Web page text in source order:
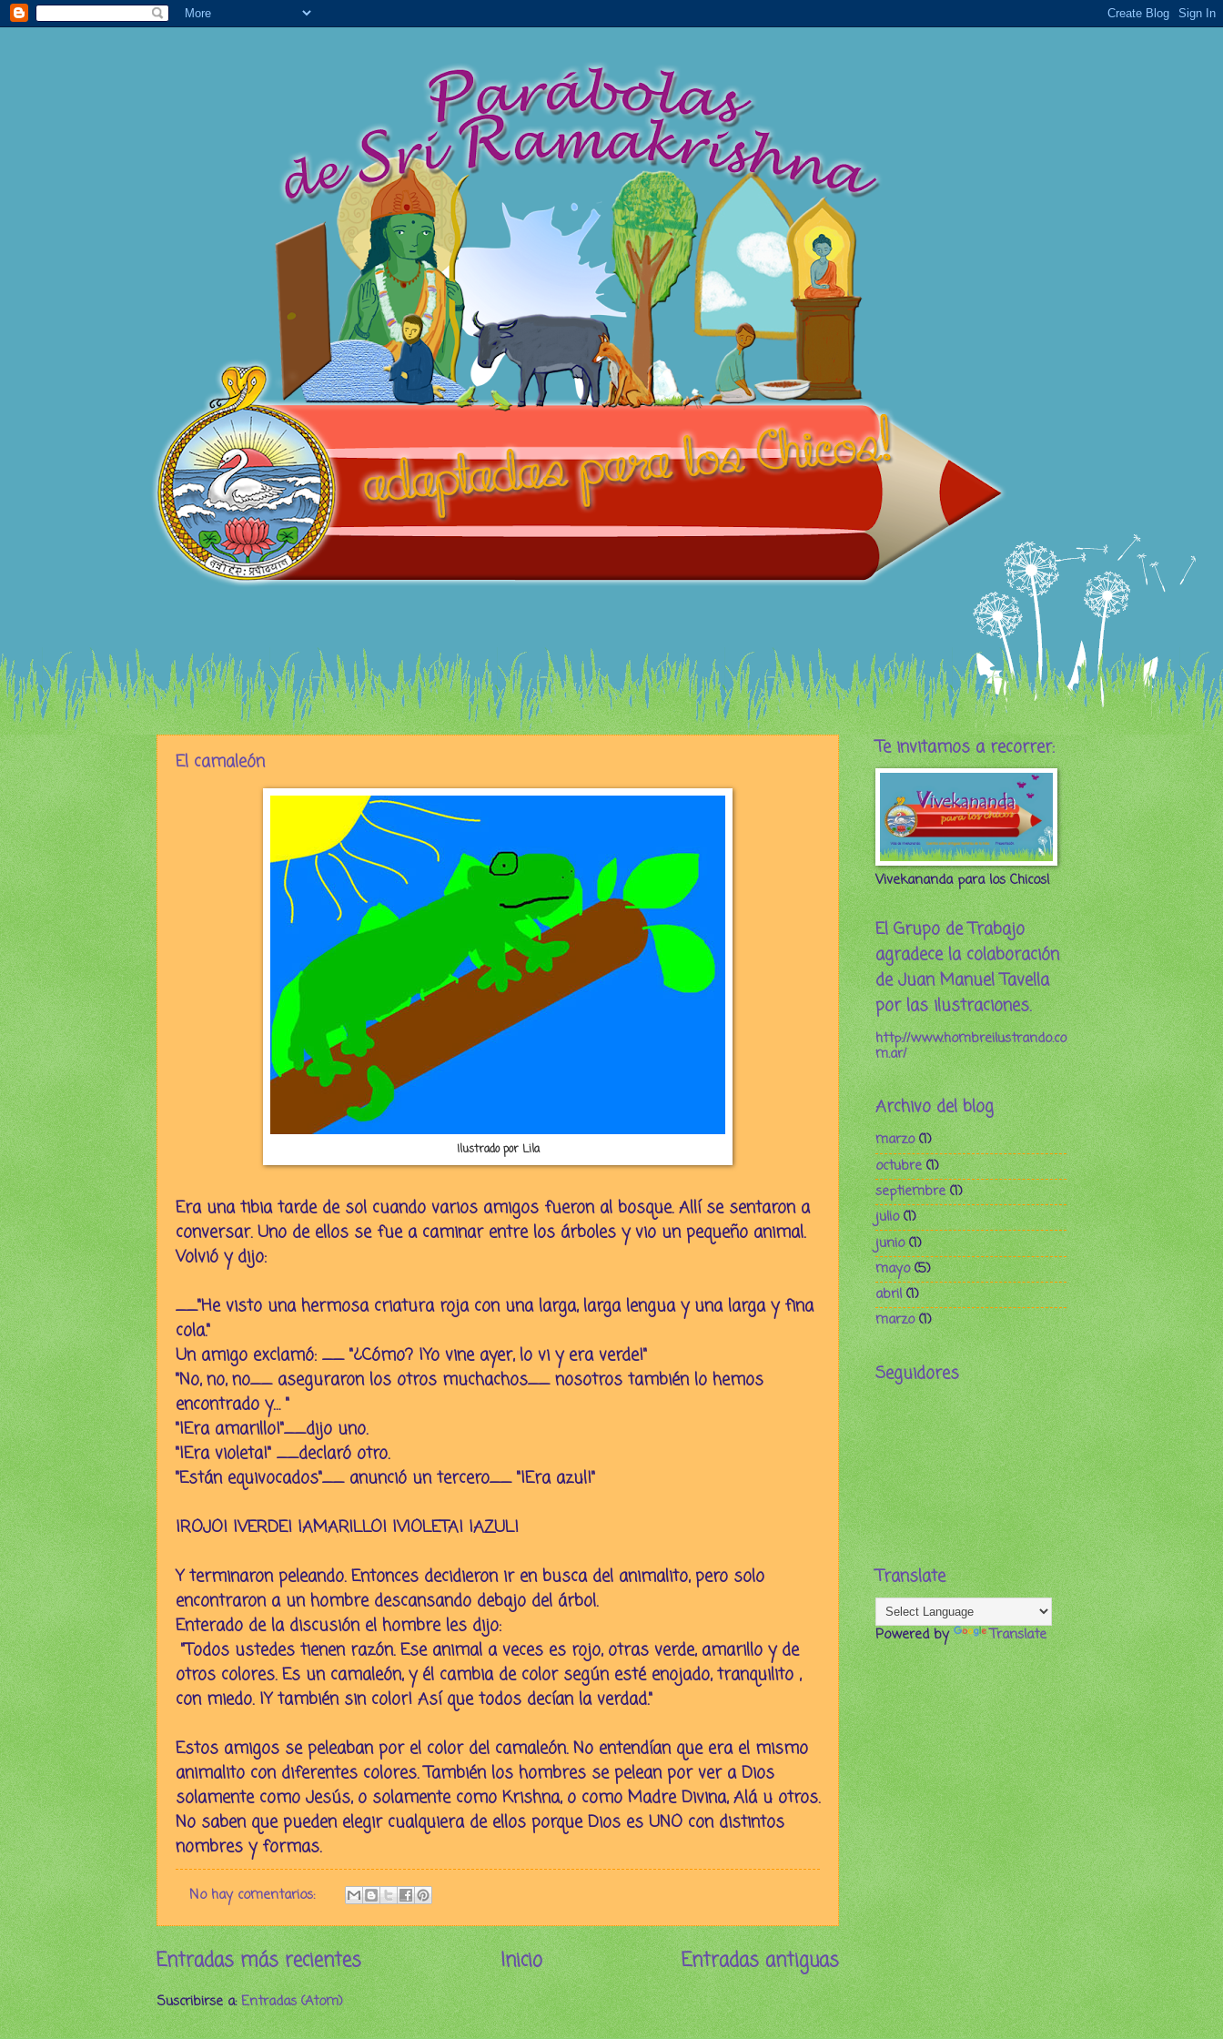
El camaleón
Ilustrado por Lila
Era una tibia tarde de sol cuando varios amigos fueron al bosque. Allí se sentaron a
conversar. Uno de ellos se fue a caminar entre los árboles y vio un pequeño animal.
Volvió y dijo:
__"He visto una hermosa criatura roja con una larga, larga lengua y una larga y fina
cola."
Un amigo exclamó: __ "¿Cómo? ¡Yo vine ayer, lo vi y era verde!"
"No, no, no__ aseguraron los otros muchachos__ nosotros también lo hemos
encontrado y… "
"¡Era amarillo!"__dijo uno.
"¡Era violeta!" __declaró otro.
"Están equivocados"__ anunció un tercero__ "¡Era azul!"
¡ROJO! ¡VERDE! ¡AMARILLO! ¡VIOLETA! ¡AZUL!
Y terminaron peleando. Entonces decidieron ir en busca del animalito, pero solo
encontraron a un hombre descansando debajo del árbol.
Enterado de la discusión el hombre les dijo:
"Todos ustedes tienen razón. Ese animal a veces es rojo, otras verde, amarillo y de
otros colores. Es un camaleón, y él cambia de color según esté enojado, tranquilito ,
con miedo. ¡Y también sin color! Así que todos decían la verdad."
Estos amigos se peleaban por el color del camaleón. No entendían que era el mismo
animalito con diferentes colores. También los hombres se pelean por ver a Dios
solamente como Jesús, o solamente como Krishna, o como Madre Divina, Alá u otros.
No saben que pueden elegir cualquiera de ellos porque Dios es UNO con distintos
nombres y formas.
No hay comentarios:
Entradas más recientes Entradas antiguas
Inicio
Suscribirse a:Entradas (Atom)
Te invitamos a recorrer:
Vivekananda para los Chicos!
El Grupo de Trabajo
agradece la colaboración
de Juan Manuel Tavella
por las ilustraciones.
http://www.hombreilustrando.co
m.ar/
Archivo del blog
marzo(1)
octubre(1)
septiembre(1)
julio(1)
junio(1)
mayo(5)
abril(1)
marzo(1)
Seguidores
Translate
Powered by Translate